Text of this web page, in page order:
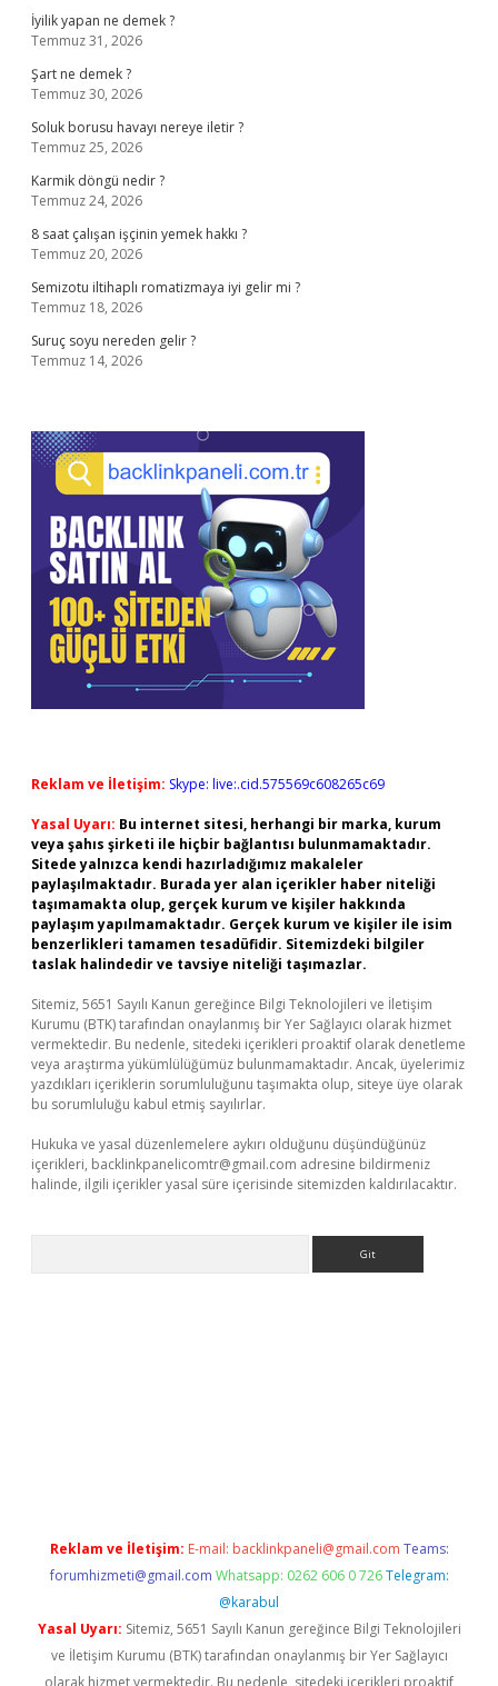
İyilik yapan ne demek ?
Temmuz 31, 2026
Şart ne demek ?
Temmuz 30, 2026
Soluk borusu havayı nereye iletir ?
Temmuz 25, 2026
Karmik döngü nedir ?
Temmuz 24, 2026
8 saat çalışan işçinin yemek hakkı ?
Temmuz 20, 2026
Semizotu iltihaplı romatizmaya iyi gelir mi ?
Temmuz 18, 2026
Suruç soyu nereden gelir ?
Temmuz 14, 2026
Reklam ve İletişim: Skype: live:.cid.575569c608265c69
Yasal Uyarı: Bu internet sitesi, herhangi bir marka, kurum
veya şahıs şirketi ile hiçbir bağlantısı bulunmamaktadır.
Sitede yalnızca kendi hazırladığımız makaleler
paylaşılmaktadır. Burada yer alan içerikler haber niteliği
taşımamakta olup, gerçek kurum ve kişiler hakkında
paylaşım yapılmamaktadır. Gerçek kurum ve kişiler ile isim
benzerlikleri tamamen tesadüfidir. Sitemizdeki bilgiler
taslak halindedir ve tavsiye niteliği taşımazlar.
Sitemiz, 5651 Sayılı Kanun gereğince Bilgi Teknolojileri ve İletişim
Kurumu (BTK) tarafından onaylanmış bir Yer Sağlayıcı olarak hizmet
vermektedir. Bu nedenle, sitedeki içerikleri proaktif olarak denetleme
veya araştırma yükümlülüğümüz bulunmamaktadır. Ancak, üyelerimiz
yazdıkları içeriklerin sorumluluğunu taşımakta olup, siteye üye olarak
bu sorumluluğu kabul etmiş sayılırlar.
Hukuka ve yasal düzenlemelere aykırı olduğunu düşündüğünüz
içerikleri, backlinkpanelicomtr@gmail.com adresine bildirmeniz
halinde, ilgili içerikler yasal süre içerisinde sitemizden kaldırılacaktır.
Reklam ve İletişim: E-mail: backlinkpaneli@gmail.com Teams:
forumhizmeti@gmail.com Whatsapp: 0262 606 0 726 Telegram:
@karabul
Yasal Uyarı: Sitemiz, 5651 Sayılı Kanun gereğince Bilgi Teknolojileri
ve İletişim Kurumu (BTK) tarafından onaylanmış bir Yer Sağlayıcı
olarak hizmet vermektedir. Bu nedenle, sitedeki içerikleri proaktif